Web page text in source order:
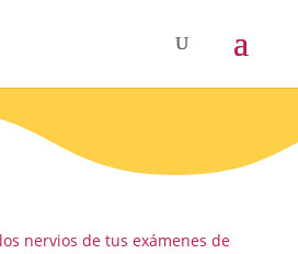
nervios de tus exámenes de